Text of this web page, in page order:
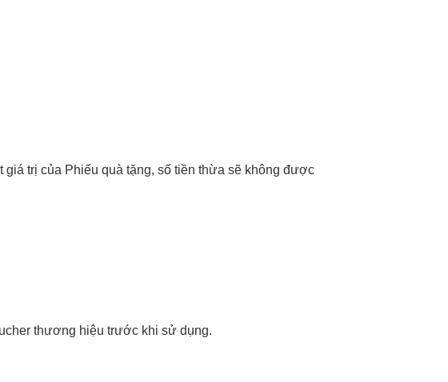
giá trị của Phiếu quà tặng, số tiền thừa sẽ không được
thương hiệu trước khi sử dụng.